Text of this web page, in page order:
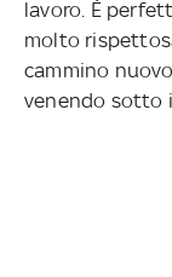
lavoro. È
molto
cammino
venendo sotto